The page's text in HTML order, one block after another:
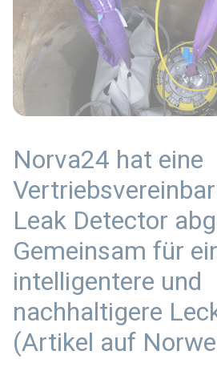
Norva24 hat eine
Leak Detector
Gemeinsam für
intelligentere und
nachhaltigere
(Artikel auf